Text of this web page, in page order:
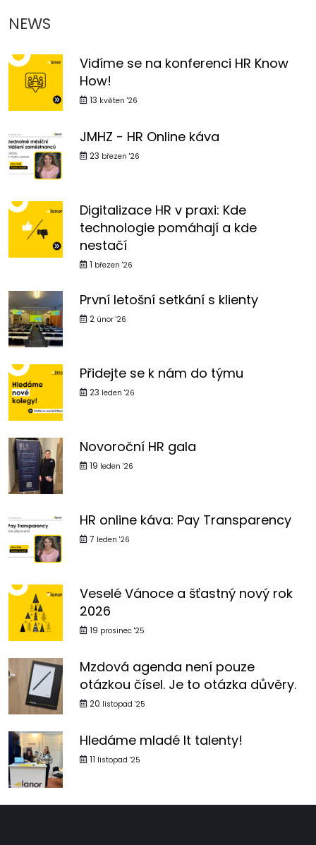
NEWS
Vidíme se na konferenci HR Know
How!
13 květen '26
JMHZ - HR Online káva
23 březen '26
Digitalizace HR v praxi: Kde
technologie pomáhají a kde
nestačí
1 březen '26
První letošní setkání s klienty
2 únor '26
Přidejte se k nám do týmu
23 leden '26
Novoroční HR gala
19 leden '26
HR online káva: Pay Transparency
7 leden '26
Veselé Vánoce a šťastný nový rok
2026
19 prosinec '25
Mzdová agenda není pouze
otázkou čísel. Je to otázka důvěry.
20 listopad '25
Hledáme mladé It talenty!
11 listopad '25